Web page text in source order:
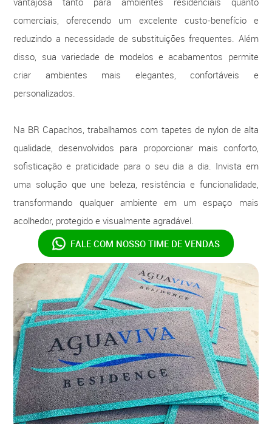
comerciais, oferecendo um excelente custo-benefício e
reduzindo a necessidade de substituições frequentes. Além
disso, sua variedade de modelos e acabamentos permite
criar ambientes mais elegantes, confortáveis e
personalizados.
Na BR Capachos, trabalhamos com tapetes de nylon de alta
qualidade, desenvolvidos para proporcionar mais conforto,
sofisticação e praticidade para o seu dia a dia. Invista em
uma solução que une beleza, resistência e funcionalidade,
transformando qualquer ambiente em um espaço mais
acolhedor, protegido e visualmente agradável.
FALE COM NOSSO TIME DE VENDAS